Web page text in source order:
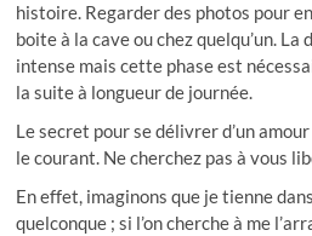
histoire. Regarder des photos pour
boite à la cave ou chez quelqu’un.
intense mais cette phase est
la suite à longueur de journée.
Le secret pour se délivrer d’un
le courant. Ne cherchez pas à vous
En effet, imaginons que je tienne
quelconque ; si l’on cherche à me